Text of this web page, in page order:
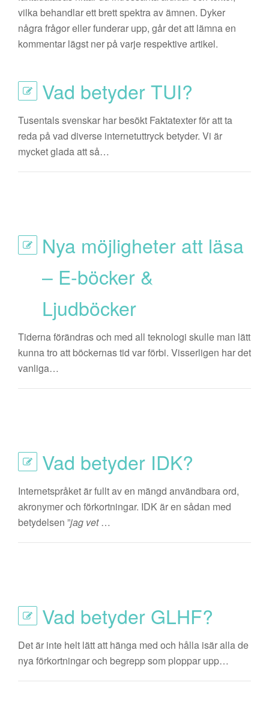
vilka behandlar ett brett spektra av ämnen. Dyker
några frågor eller funderar upp, går det att lämna en
kommentar lägst ner på varje respektive artikel.
Vad betyder TUI?
Tusentals svenskar har besökt Faktatexter för att ta
reda på vad diverse internetuttryck betyder. Vi är
mycket glada att så…
Nya möjligheter att läsa
– E-böcker &
Ljudböcker
Tiderna förändras och med all teknologi skulle man lätt
kunna tro att böckernas tid var förbi. Visserligen har det
vanliga…
Vad betyder IDK?
Internetspråket är fullt av en mängd användbara ord,
akronymer och förkortningar. IDK är en sådan med
betydelsen ”jag vet…
Vad betyder GLHF?
Det är inte helt lätt att hänga med och hålla isär alla de
nya förkortningar och begrepp som ploppar upp…